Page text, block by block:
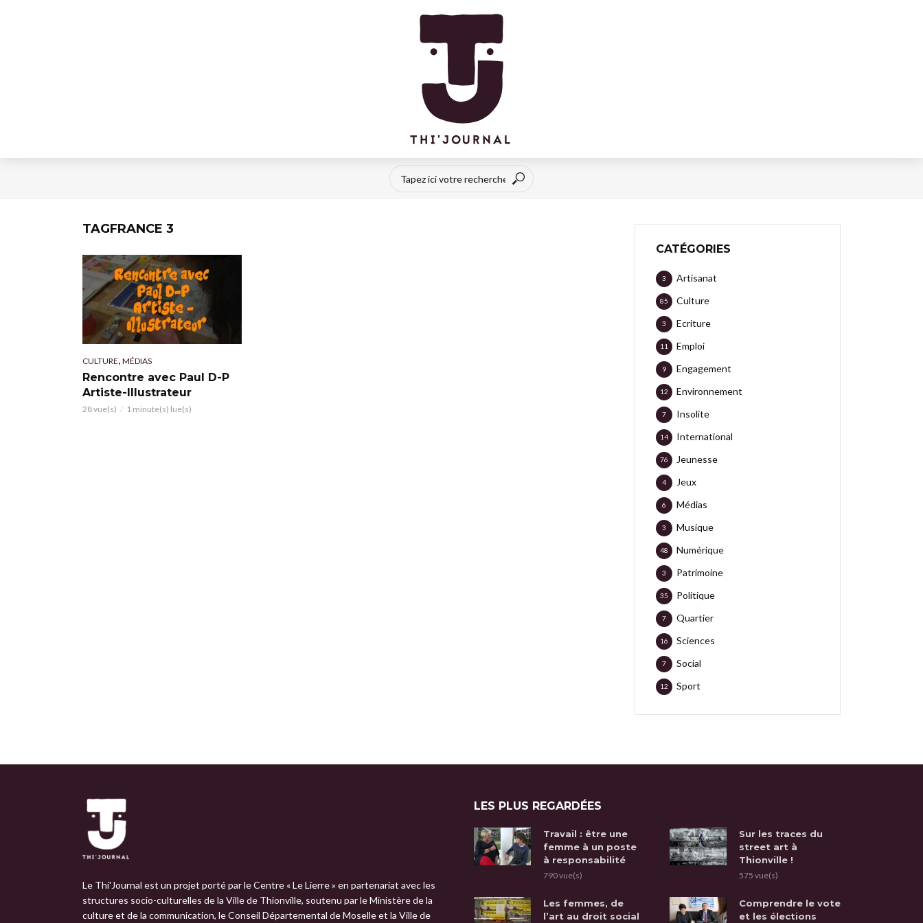
TAGFRANCE 3
CULTURE, MÉDIAS
Rencontre avec Paul D-P
Artiste-Illustrateur
28 vue(s) 1 minute(s) lue(s)
CATÉGORIES
Artisanat
3
Culture
85
Ecriture
3
Emploi
11
Engagement
9
Environnement
12
Insolite
7
International
14
Jeunesse
76
Jeux
4
Médias
6
Musique
3
Numérique
48
Patrimoine
3
Politique
35
Quartier
7
Sciences
16
Social
7
Sport
12
Le Thi'Journal est un projet porté par le Centre « Le Lierre » en partenariat avec les
structures socio-culturelles de la Ville de Thionville, soutenu par le Ministère de la
culture et de la communication, le Conseil Départemental de Moselle et la Ville de
LES PLUS REGARDÉES
Travail : être une
femme à un poste
à responsabilité
790 vue(s)
Sur les traces du
street art à
Thionville !
575 vue(s)
Les femmes, de
l’art au droit social
Comprendre le vote
et les élections